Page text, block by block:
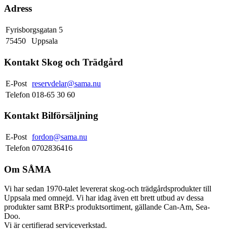
Adress
Fyrisborgsgatan 5
75450
Uppsala
Kontakt Skog och Trädgård
E-Post reservdelar@sama.nu
Telefon 018-65 30 60
Kontakt Bilförsäljning
E-Post fordon@sama.nu
Telefon 0702836416
Om SÅMA
Vi har sedan 1970-talet levererat skog-och trädgårdsprodukter till
Uppsala med omnejd. Vi har idag även ett brett utbud av dessa
produkter samt BRP:s produktsortiment, gällande Can-Am, Sea-
Doo.
Vi är certifierad serviceverkstad.